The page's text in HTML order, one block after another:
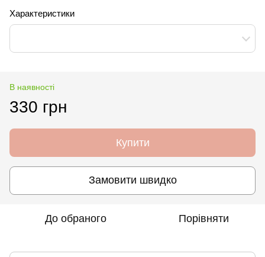
Характеристики
В наявності
330 грн
Купити
Замовити швидко
До обраного Порівняти